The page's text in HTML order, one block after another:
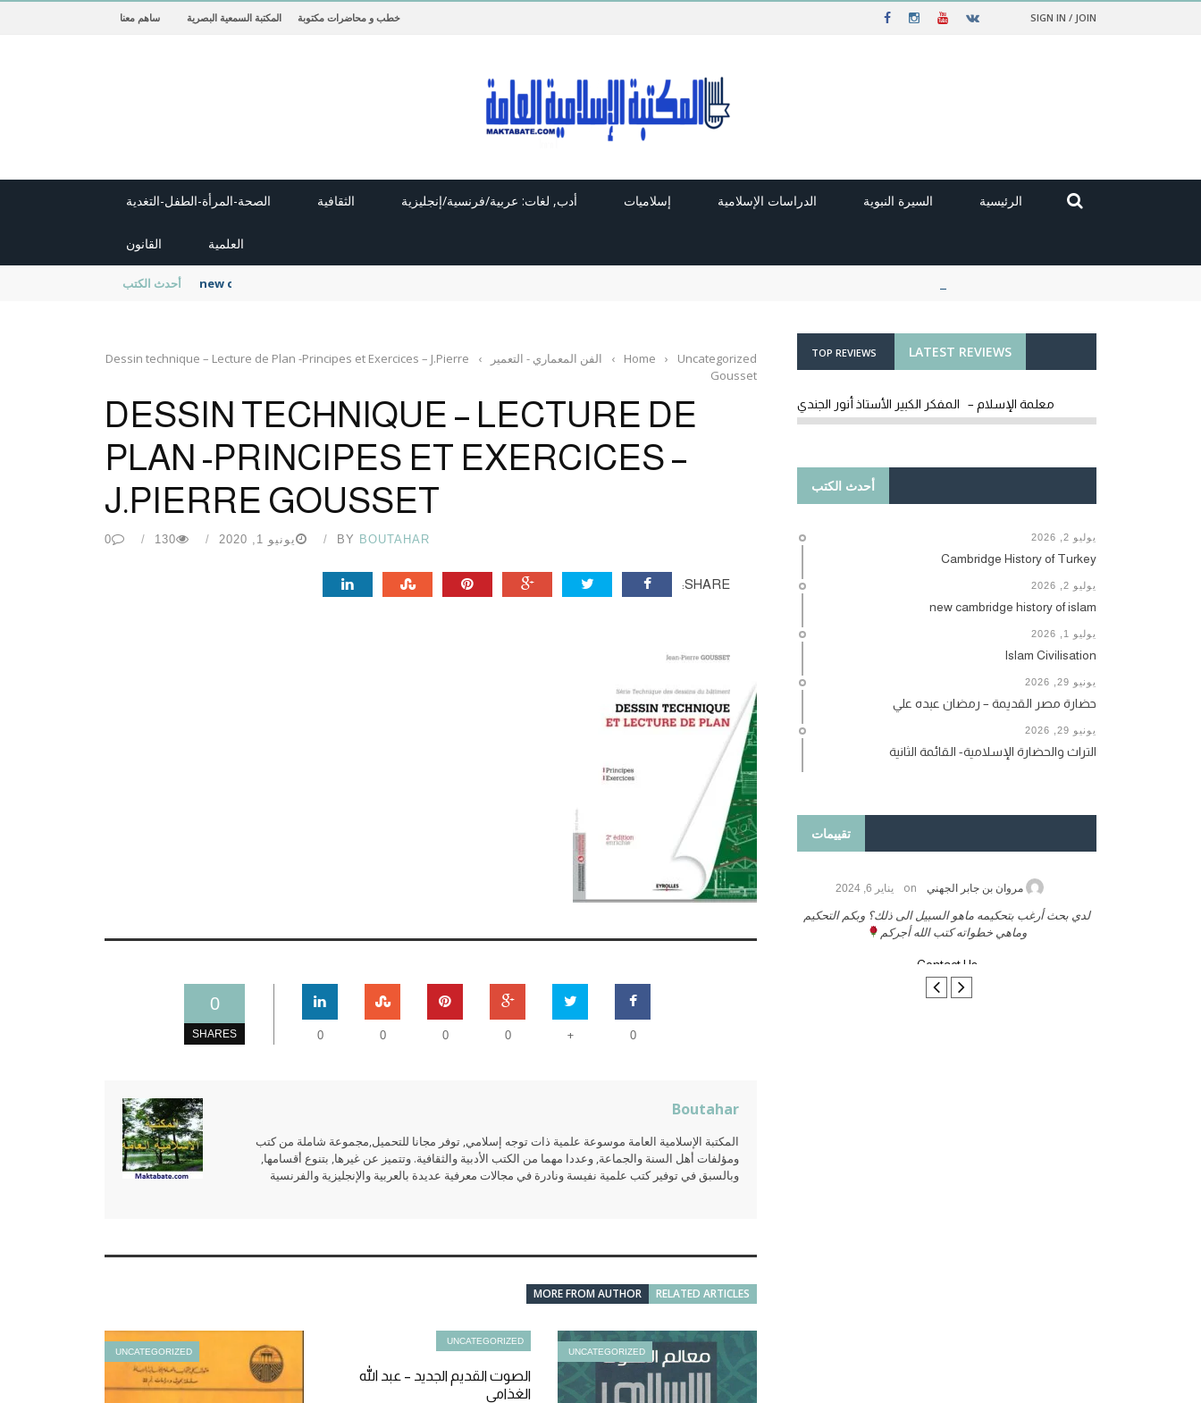
SIGN IN / JOIN خطب و محاضرات مكتوبة المكتبة السمعية البصرية ساهم معنا
الرئيسية السيرة النبوية الدراسات الإسلامية إسلاميات أدب, لغات: عربية/فرنسية/إنجليزية الثقافية الصحة-المرأة-الطفل-التغدية
العلمية القانون
أحدث الكتب new cambridge history of islam
Home › Uncategorized
› الفن المعماري - التعمير ›
Dessin technique – Lecture de Plan -Principes et Exercices – J.Pierre
Gousset
DESSIN TECHNIQUE – LECTURE DE
PLAN -PRINCIPES ET EXERCICES –
J.PIERRE GOUSSET
BY BOUTAHAR يونيو 1, 2020 130
0
SHARE:
0
SHARES 0
+
0
0
0
0
Boutahar
المكتبة الإسلامية العامة موسوعة علمية ذات توجه إسلامي, توفر مجانا للتحميل,مجموعة شاملة من كتب
ومؤلفات أهل السنة والجماعة, وعددا مهما من الكتب الأدبية والثقافية. وتتميز عن غيرها, بتنوع أقسامها,
وبالسبق في توفير كتب علمية نفيسة ونادرة في مجالات معرفية عديدة بالعربية والإنجليزية والفرنسية
RELATED ARTICLES
MORE FROM AUTHOR
UNCATEGORIZED
UNCATEGORIZED
الصوت القديم الجديد – عبد الله
الغذامي
UNCATEGORIZED
LATEST REVIEWS
TOP REVIEWS
معلمة الإسلام – المفكر الكبير الأستاذ أنور الجندي
أحدث الكتب
يوليو 2, 2026
Cambridge History of Turkey
يوليو 2, 2026
new cambridge history of islam
يوليو 1, 2026
Islam Civilisation
يونيو 29, 2026
حضارة مصر القديمة – رمضان عبده علي
يونيو 29, 2026
التراث والحضارة الإسلامية- القائمة الثانية
تقييمات
مروان بن جابر الجهني on يناير 6, 2024
لدي بحث أرغب بتحكيمه ماهو السبيل الى ذلك؟ وبكم التحكيم
وماهي خطواته كتب الله أجركم
Contact Us